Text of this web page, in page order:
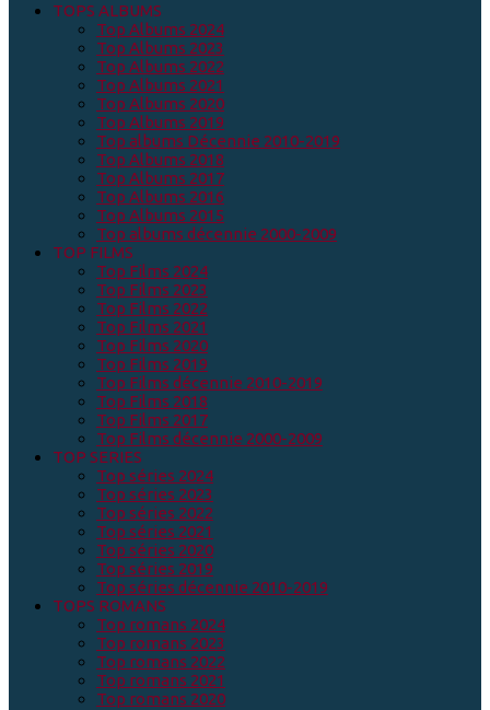
TOPS ALBUMS
Top Albums 2024
Top Albums 2023
Top Albums 2022
Top Albums 2021
Top Albums 2020
Top Albums 2019
Top albums Décennie 2010-2019
Top Albums 2018
Top Albums 2017
Top Albums 2016
Top Albums 2015
Top albums décennie 2000-2009
TOP FILMS
Top Films 2024
Top Films 2023
Top Films 2022
Top Films 2021
Top Films 2020
Top Films 2019
Top Films décennie 2010-2019
Top Films 2018
Top Films 2017
Top Films décennie 2000-2009
TOP SERIES
Top séries 2024
Top séries 2023
Top séries 2022
Top séries 2021
Top séries 2020
Top séries 2019
Top séries décennie 2010-2019
TOPS ROMANS
Top romans 2024
Top romans 2023
Top romans 2022
Top romans 2021
Top romans 2020